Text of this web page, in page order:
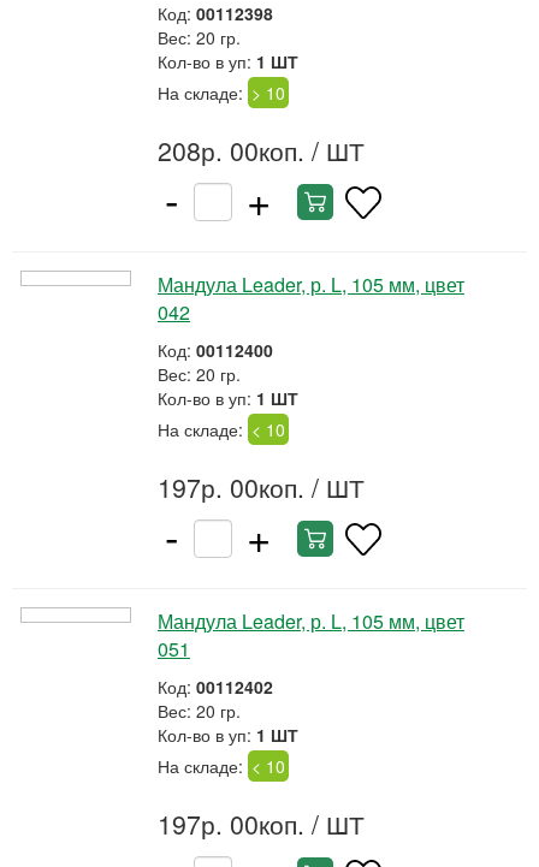
Код: 00112398
Вес: 20 гр.
Кол-во в уп: 1 ШТ
На складе: > 10
208р. 00коп. / ШТ
- +
Мандула Leader, р. L, 105 мм, цвет
042
Код: 00112400
Вес: 20 гр.
Кол-во в уп: 1 ШТ
На складе: < 10
197р. 00коп. / ШТ
- +
Мандула Leader, р. L, 105 мм, цвет
051
Код: 00112402
Вес: 20 гр.
Кол-во в уп: 1 ШТ
На складе: < 10
197р. 00коп. / ШТ